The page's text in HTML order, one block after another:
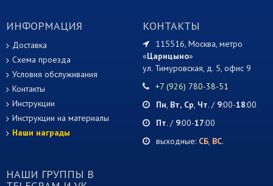
ИНФОРМАЦИЯ
Доставка
Схема проезда
Условия обслуживания
Контакты
Инструкции
Инструкции на материалы
Наши награды
КОНТАКТЫ
115516, Москва, метро
«Царицыно»
ул. Тимуровская, д. 5, офис 9
+7 (926) 780-38-51
Пн, Вт, Ср, Чт. / 9:00-18:00
Пт. / 9:00-17:00
выходные: СБ, ВС.
НАШИ ГРУППЫ В